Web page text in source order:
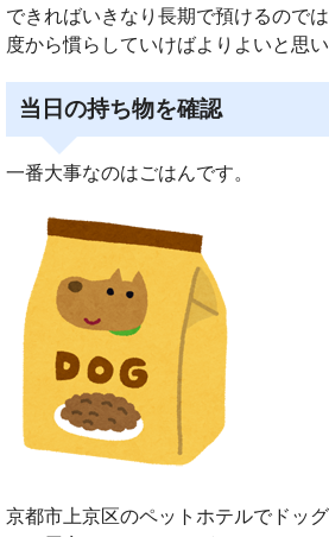
できればいきなり長期で預けるので
度から慣らしていけばよりよいと思い
当日の持ち物を確認
一番大事なのはごはんです。
京都市上京区のペットホテルでドッ